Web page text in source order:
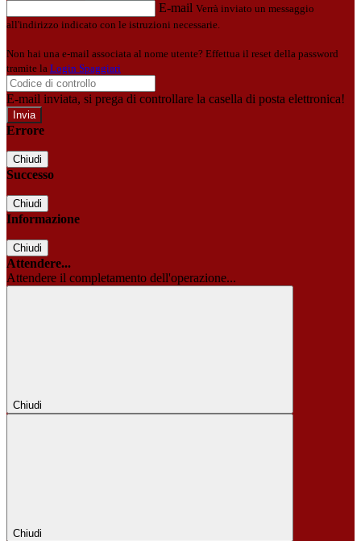
E-mail Verrà inviato un messaggio
all'indirizzo indicato con le istruzioni necessarie.
Non hai una e-mail associata al nome utente? Effettua il reset della password
tramite la Login Spaggiari
E-mail inviata, si prega di controllare la casella di posta elettronica!
Errore
Chiudi
Successo
Chiudi
Informazione
Chiudi
Attendere...
Attendere il completamento dell'operazione...
Chiudi
Chiudi